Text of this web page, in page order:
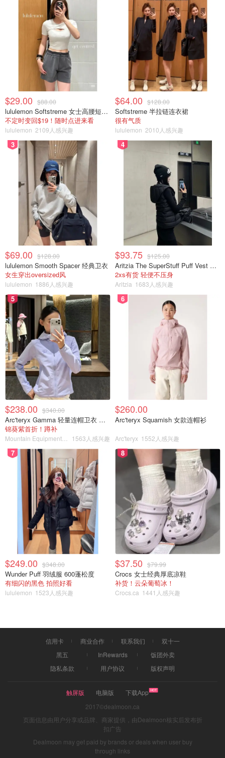
根据不同的物品分类，价格也并不相同。比如我最常寄送的
粘土类，属于7类物品。基本上可以运送的方式就是海运，
一般一个月左右就可以收到商品，价格每1000克为135元。
就会有很多种寄送方式。一般来说最快的是Fedex和UPS，
价格也是最贵的。
$29.00 $88.00
lululemon Softstreme 女士高腰短裤 10cm
不定时变回$19！随时点进来看
lululemon 2109人感兴趣
$64.00 $128.00
Softstreme 半拉链连衣裙
很有气质
lululemon 2010人感兴趣
3
$69.00 $128.00
lululemon Smooth Spacer 经典卫衣
女生穿出oversized风
lululemon 1886人感兴趣
4
$93.75 $125.00
Aritzia The SuperStuff Puff Vest 轻盈亮面马甲
2xs有货 轻便不压身
Aritzia 1683人感兴趣
5
$238.00 $340.00
Arc'teryx Gamma 轻量连帽卫衣 女款
锦葵紫首折！蹲补
1563人感兴趣
6
$260.00
Arc'teryx Squamish 女款连帽衫
Arc'teryx 1552人感兴趣
7
$249.00 $348.00
Wunder Puff 羽绒服 600蓬松度
有细闪的黑色 拍照好看
lululemon 1523人感兴趣
8
$37.50 $79.99
Crocs 女士经典厚底凉鞋
补货！云朵葡萄冰！
Crocs.ca 1441人感兴趣
信用卡 商业合作 联系我们
双十一
黑五
InRewards
饭团外卖
隐私条款
用户协议 版权声明
触屏版 电脑版
下载App
2017©dealmoon.ca
页面信息由用户分享或品牌、商家提供，由Dealmoon核实后发布折
扣广告
Dealmoon may get paid by brands or deals when user buy
through links